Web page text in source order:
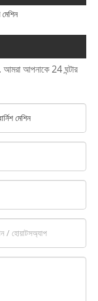
আমরা আপনাকে 24 ঘন্টার